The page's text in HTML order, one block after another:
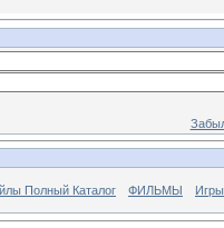
Полный Каталог ФИЛЬМЫ